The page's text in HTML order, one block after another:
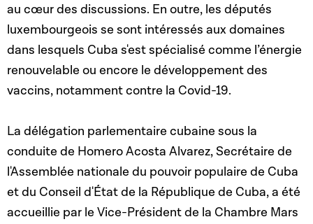
au cœur des discussions. En outre, les députés
luxembourgeois se sont intéressés aux domaines
dans lesquels Cuba s'est spécialisé comme l’énergie
renouvelable ou encore le développement des
vaccins, notamment contre la Covid-19.
La délégation parlementaire cubaine sous la
conduite de Homero Acosta Alvarez, Secrétaire de
l'Assemblée nationale du pouvoir populaire de Cuba
et du Conseil d'État de la République de Cuba, a été
accueillie par le Vice-Président de la Chambre Mars